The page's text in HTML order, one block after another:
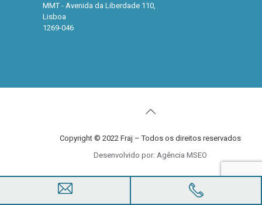
MMT - Avenida da Liberdade 110,
Lisboa
1269-046
Copyright © 2022 Fraj – Todos os direitos reservados
Desenvolvido por: Agência MSEO